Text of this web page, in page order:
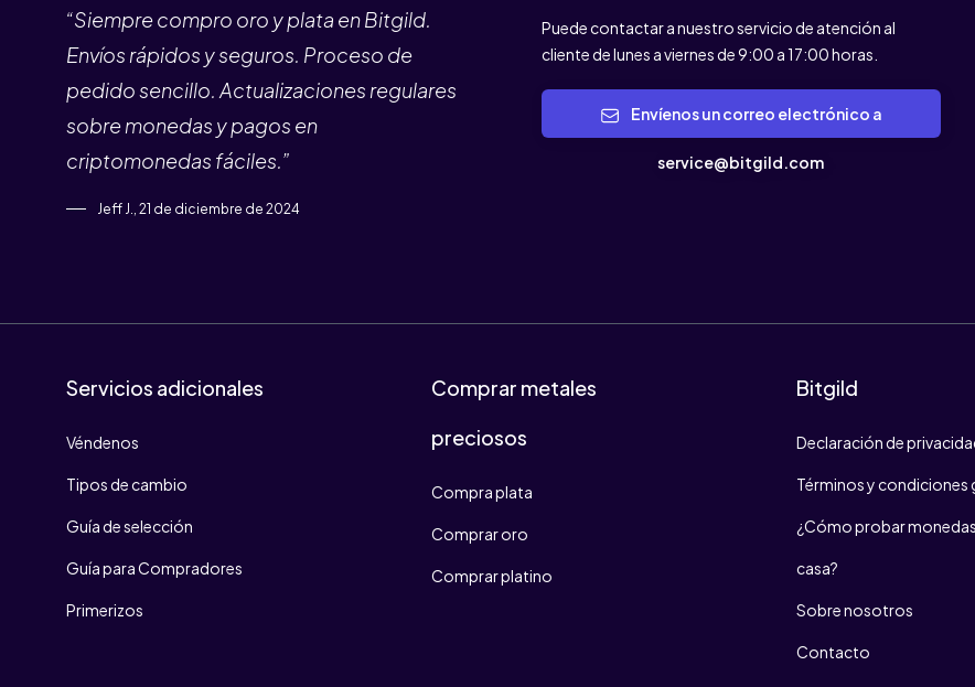
“Siempre compro oro y plata en Bitgild.
Envíos rápidos y seguros. Proceso de
pedido sencillo. Actualizaciones regulares
sobre monedas y pagos en
criptomonedas fáciles.”
Jeff J., 21 de diciembre de 2024
Puede contactar a nuestro servicio de atención al
cliente de lunes a viernes de 9:00 a 17:00 horas.
service@bitgild.com
Servicios adicionales
Véndenos
Tipos de cambio
Guía de selección
Guía para Compradores
Primerizos
Comprar metales
preciosos
Compra plata
Comprar oro
Comprar platino
Bitgild
Declaración de
Términos y condiciones
¿Cómo probar
casa?
Sobre nosotros
Contacto